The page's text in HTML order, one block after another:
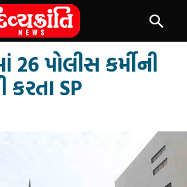
26 પોલીસ કર્મીની
SP